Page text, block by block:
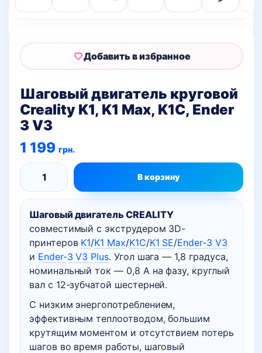
Шаговый двигатель круговой
Creality K1, K1 Max, K1C, Ender
3 V3
1 199 грн.
Шаговый двигатель CREALITY
совместимый с экструдером 3D-
принтеров K1/K1 Max/K1C/K1 SE/Ender-3 V3
и Ender-3 V3 Plus. Угол шага — 1,8 градуса,
номинальный ток — 0,8 А на фазу, круглый
вал с 12-зубчатой шестерней.
С низким энергопотреблением,
эффективным теплоотводом, большим
крутящим моментом и отсутствием потерь
шагов во время работы, шаговый
Количество
товара
Шаговый
двигатель
круговой
Creality
Max,
K1C,
Ender
В корзину
Добавить в избранное